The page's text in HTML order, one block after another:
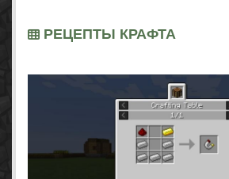
РЕЦЕПТЫ КРАФТА